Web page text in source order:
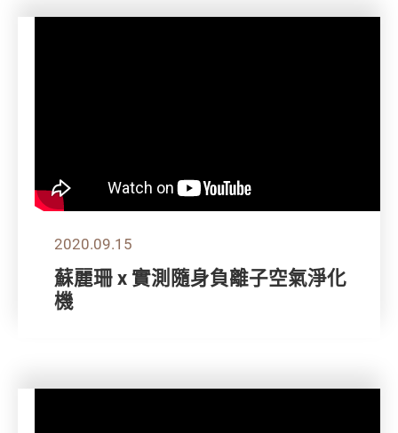
2020.09.15
蘇麗珊 x 實測隨身負離子空氣淨化
機